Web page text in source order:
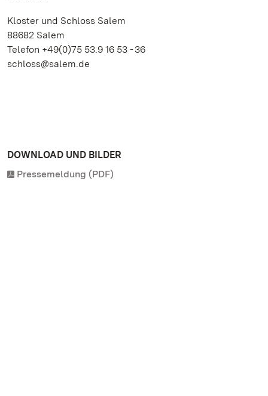
Kloster und Schloss Salem
88682 Salem
Telefon +49(0)75 53.9 16 53 - 36
schloss@salem.de
DOWNLOAD UND BILDER
Pressemeldung (PDF)